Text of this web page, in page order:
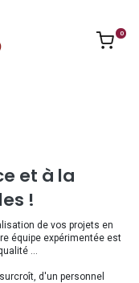
0
et à la
!
de vos projets en
équipe expérimentée est
…
d'un personnel